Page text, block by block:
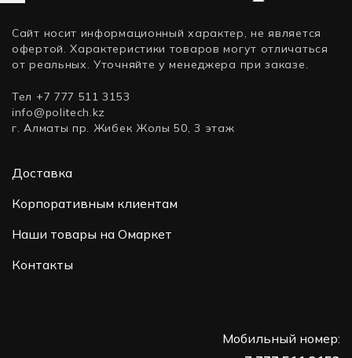
Сайт носит информационный характер, не является
офертой. Характеристики товаров могут отличаться
от реальных. Уточняйте у менеджера при заказе.
Тел +7 777 511 3153
info@politech.kz
г. Алматы пр. Жибек Жолы 50, 3 этаж
Доставка
Корпоративным клиентам
Наши товары на Омаркет
Контакты
Мобильный номер: